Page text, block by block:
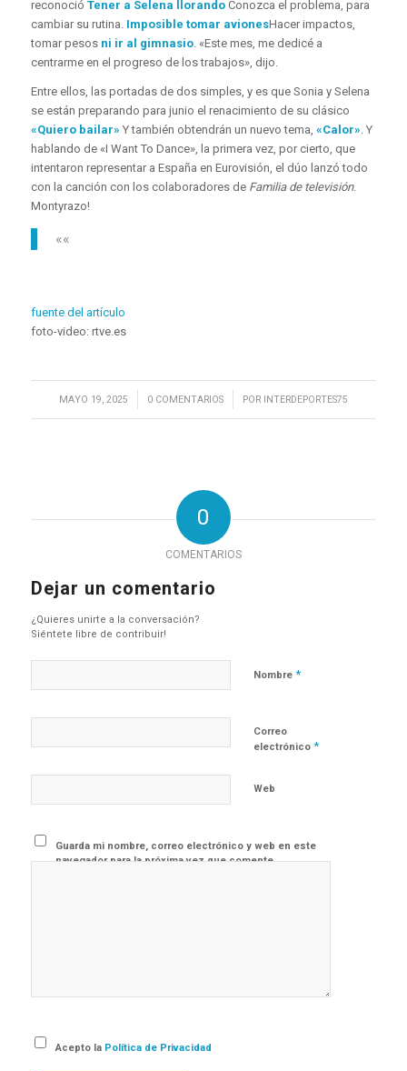
reconoció Tener a Selena llorandoConozca el problema, para
cambiar su rutina. Imposible tomar avionesHacer impactos,
tomar pesos ni ir al gimnasio. «Este mes, me dedicé a
centrarme en el progreso de los trabajos», dijo.
Entre ellos, las portadas de dos simples, y es que Sonia y Selena
se están preparando para junio el renacimiento de su clásico
«Quiero bailar» Y también obtendrán un nuevo tema, «Calor» . Y
hablando de «I Want To Dance», la primera vez, por cierto, que
intentaron representar a España en Eurovisión, el dúo lanzó todo
con la canción con los colaboradores de Familia de televisión.
Montyrazo!
««
fuente del artículo
foto-video: rtve.es
MAYO 19, 2025
/ 0 COMENTARIOS
/ POR INTERDEPORTES75
0
COMENTARIOS
Dejar un comentario
¿Quieres unirte a la conversación?
Siéntete libre de contribuir!
Nombre *
Correo
electrónico *
Web
Guarda mi nombre, correo electrónico y web en este
navegador para la próxima vez que comente.
Acepto la Política de Privacidad